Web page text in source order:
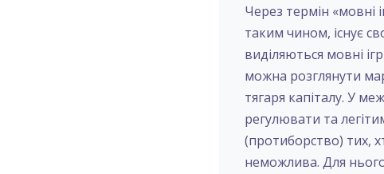
Через термін «мовні
таким чином, існує
виділяються мовні
можна розглянути
тягаря капіталу. У
регулювати та
(протиборство) тих,
неможлива. Для